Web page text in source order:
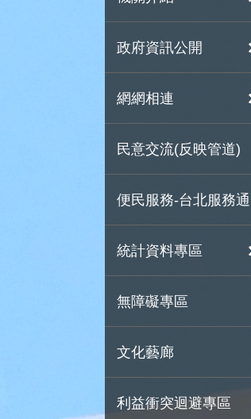
政府資訊公開
網網相連
民意交流(反映管道)
便民服務-台北服務通
統計資料專區
無障礙專區
文化藝廊
利益衝突迴避專區